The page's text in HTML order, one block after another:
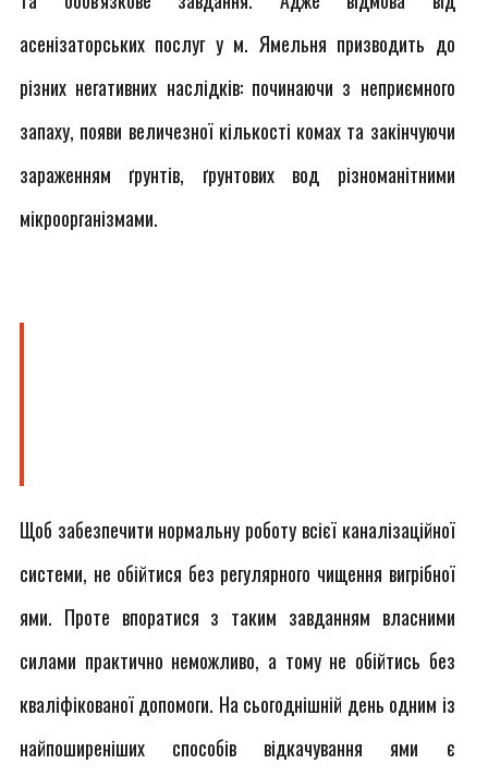
асенізаторських послуг у м. Ямельня призводить до
різних негативних наслідків: починаючи з неприємного
запаху, появи величезної кількості комах та закінчуючи
зараженням ґрунтів, ґрунтових вод різноманітними
мікроорганізмами.
Щоб забезпечити нормальну роботу всієї каналізаційної
системи, не обійтися без регулярного чищення вигрібної
ями. Проте впоратися з таким завданням власними
силами практично неможливо, а тому не обійтись без
кваліфікованої допомоги. На сьогоднішній день одним із
найпоширеніших способів відкачування ями є